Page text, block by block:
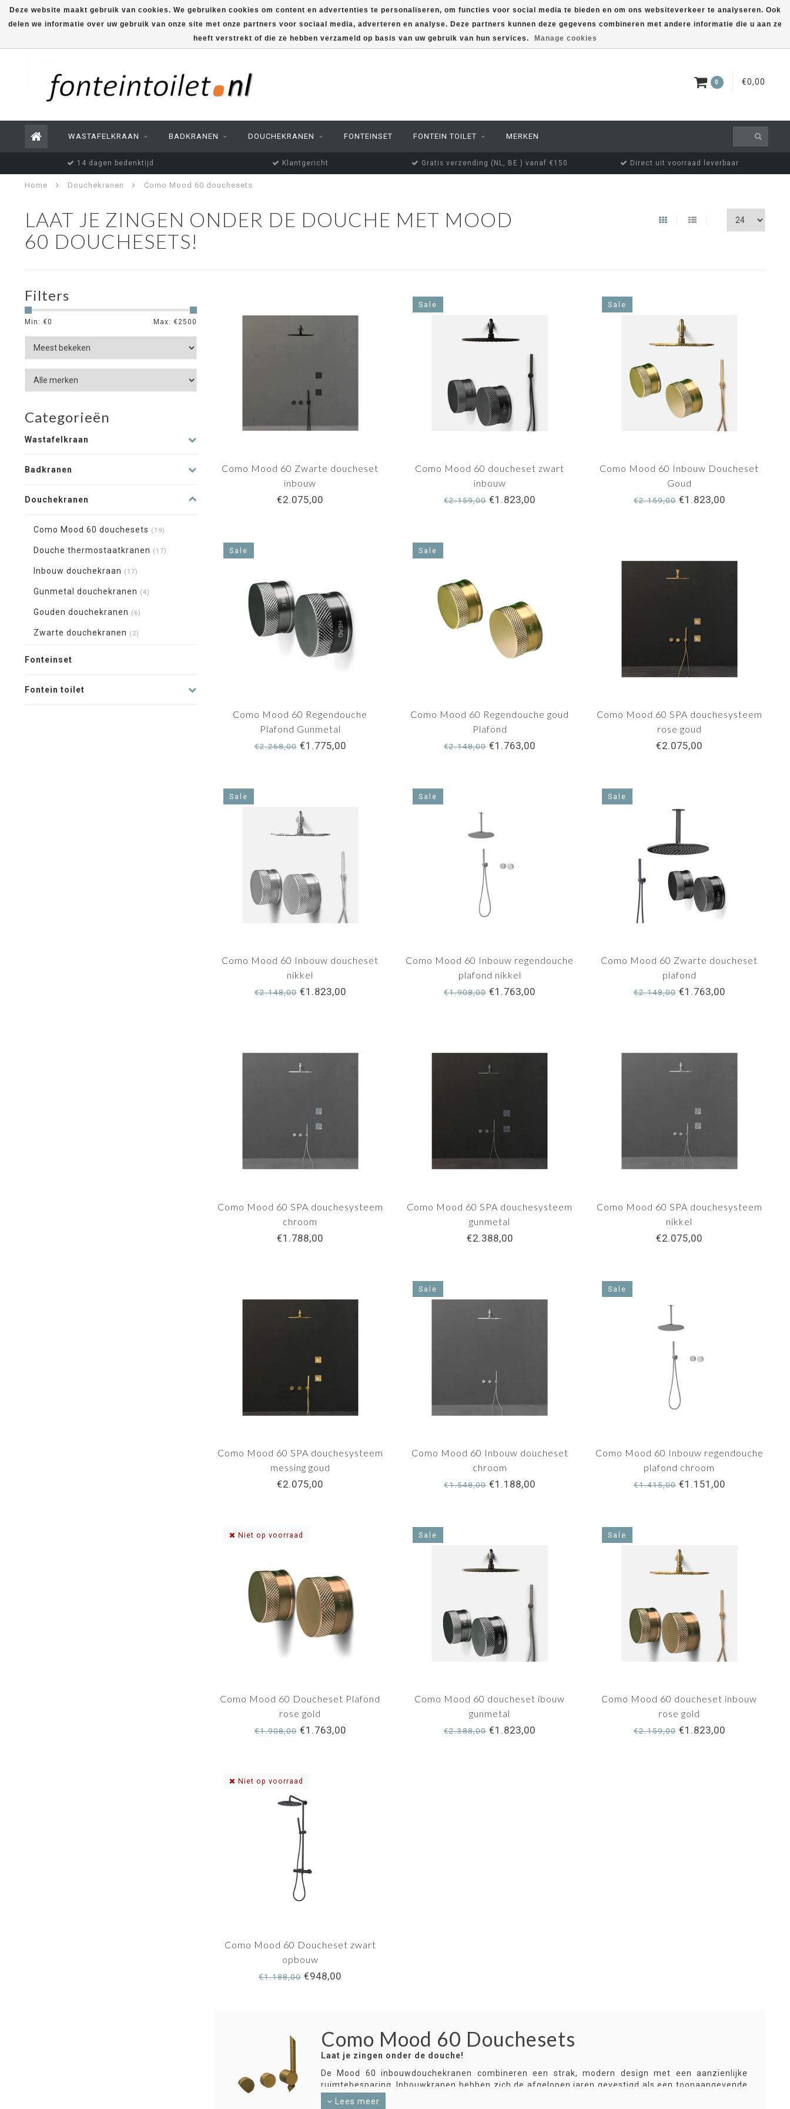
0 €0,00
WASTAFELKRAAN BADKRANEN DOUCHEKRANEN FONTEINSET FONTEIN TOILET MERKEN
14 dagen bedenktijd Klantgericht Gratis verzending (NL, BE ) vanaf €150 Direct uit voorraad leverbaar
Home Douchekranen Como Mood 60 douchesets
LAAT JE ZINGEN ONDER DE DOUCHE MET MOOD
60 DOUCHESETS!
Filters
Min: €0 Max: €2500
Categorieën
Wastafelkraan
Badkranen
Douchekranen
Como Mood 60 douchesets (19)
Douche thermostaatkranen (17)
Inbouw douchekraan (17)
Gunmetal douchekranen (4)
Gouden douchekranen (6)
Zwarte douchekranen (2)
Fonteinset
Fontein toilet
Como Mood 60 Zwarte doucheset
inbouw
€2.075,00
Sale
Como Mood 60 doucheset zwart
inbouw
€2.159,00€1.823,00
Sale
Como Mood 60 Inbouw Doucheset
Goud
€2.159,00€1.823,00
Sale
Como Mood 60 Regendouche
Plafond Gunmetal
€2.268,00€1.775,00
Sale
Como Mood 60 Regendouche goud
Plafond
€2.148,00€1.763,00
Como Mood 60 SPA douchesysteem
rose goud
€2.075,00
Sale
Como Mood 60 Inbouw doucheset
nikkel
€2.148,00€1.823,00
Sale
Como Mood 60 Inbouw regendouche
plafond nikkel
€1.908,00€1.763,00
Sale
Como Mood 60 Zwarte doucheset
plafond
€2.148,00€1.763,00
Como Mood 60 SPA douchesysteem
chroom
€1.788,00
Como Mood 60 SPA douchesysteem
gunmetal
€2.388,00
Como Mood 60 SPA douchesysteem
nikkel
€2.075,00
Como Mood 60 SPA douchesysteem
messing goud
€2.075,00
Sale
Como Mood 60 Inbouw doucheset
chroom
€1.548,00€1.188,00
Sale
Como Mood 60 Inbouw regendouche
plafond chroom
€1.415,00€1.151,00
Niet op voorraad
Como Mood 60 Doucheset Plafond
rose gold
€1.908,00€1.763,00
Sale
Como Mood 60 doucheset ibouw
gunmetal
€2.388,00€1.823,00
Sale
Como Mood 60 doucheset inbouw
rose gold
€2.159,00€1.823,00
Niet op voorraad
Como Mood 60 Doucheset zwart
opbouw
€1.188,00€948,00
Como Mood 60 Douchesets
Laat je zingen onder de douche!
De Mood 60 inbouwdouchekranen combineren een strak, modern design met een aanzienlijke
ruimtebesparing. Inbouwkranen hebben zich de afgelopen jaren gevestigd als een toonaangevende
trend in badkamerdesign. Naast de voor de hand liggende esthetische voordelen bieden deze
Lees meer
Deze website maakt gebruik van cookies. We gebruiken cookies om content en advertenties te personaliseren, om functies voor social media te bieden en om ons websiteverkeer te analyseren. Ook
delen we informatie over uw gebruik van onze site met onze partners voor sociaal media, adverteren en analyse. Deze partners kunnen deze gegevens combineren met andere informatie die u aan ze
heeft verstrekt of die ze hebben verzameld op basis van uw gebruik van hun services.
Manage cookies